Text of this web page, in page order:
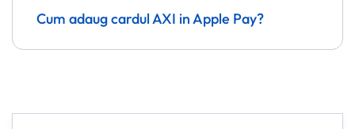
Cum adaug cardul AXI in Apple Pay?